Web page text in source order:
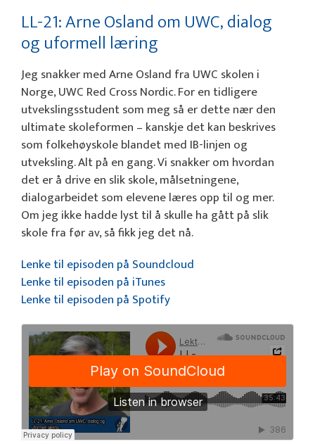
LL-21: Arne Osland om UWC, dialog
og uformell læring
Jeg snakker med Arne Osland fra UWC skolen i
Norge, UWC Red Cross Nordic. For en tidligere
utvekslingsstudent som meg så er dette nær den
ultimate skoleformen – kanskje det kan beskrives
som folkehøyskole blandet med IB-linjen og
utveksling. Alt på en gang. Vi snakker om hvordan
det er å drive en slik skole, målsetningene,
dialogarbeidet som elevene læres opp til og mer.
Om jeg ikke hadde lyst til å skulle ha gått på slik
skole fra før av, så fikk jeg det nå.
Lenke til episoden på Soundcloud
Lenke til episoden på iTunes
Lenke til episoden på Spotify